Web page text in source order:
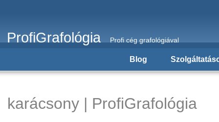
ProfiGrafológia Profi cég grafológiával
Blog
karácsony | ProfiGrafológia